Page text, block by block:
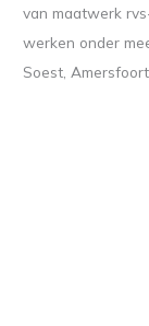
van maatwerk
werken onder
Soest,